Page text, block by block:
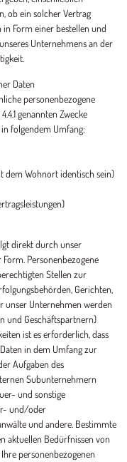
ob ein solcher Vertrag
Form einer bestellen und
Unternehmens an der
Daten
personenbezogene
genannten Zwecke
folgendem Umfang:
dem Wohnort identisch sein)
direkt durch unser
Personenbezogene
Stellen zur
Gerichten,
unser Unternehmen werden
und Geschäftspartnern)
ist es erforderlich, dass
in dem Umfang zur
Aufgaben des
Subunternehmern
und sonstige
und/oder
und andere. Bestimmte
aktuellen Bedürfnissen von
personenbezogenen